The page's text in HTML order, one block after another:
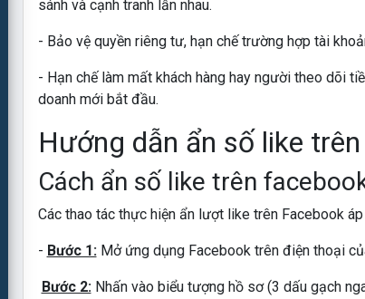
sánh và cạnh tranh lẫn nhau.
- Bảo vệ quyền riêng tư, hạn chế trường hợp tài
- Hạn chế làm mất khách hàng hay người theo dõi
doanh mới bắt đầu.
Hướng dẫn ẩn số like
Cách ẩn số like trên
Các thao tác thực hiện ẩn lượt like trên Facebook
- Bước 1:Mở ứng dụng Facebook trên điện thoại
Bước 2:Nhấn vào biểu tượng hồ sơ (3 dấu gạch